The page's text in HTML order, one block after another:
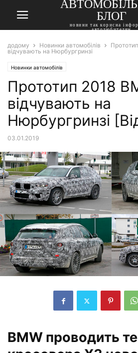
БЛОГ
новини так корисна
автолюбителям
додому Новинки автомобілів
відчувають на Нюрбургринзі
Новинки автомобілів
Прототип 2018
відчувають на
Нюрбургринзі
03.01.2019
BMW проводить